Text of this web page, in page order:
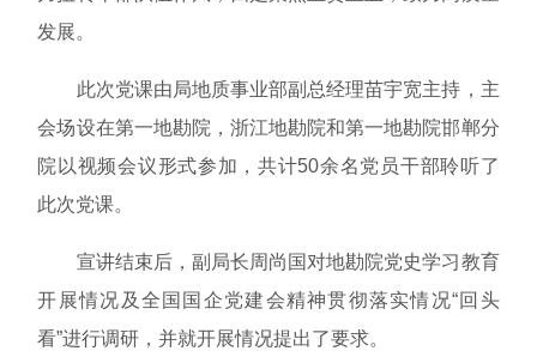
发展。
此次党课由局地质事业部副总经理苗宇宽主持，主
会场设在第一地勘院，浙江地勘院和第一地勘院邯郸分
院以视频会议形式参加，共计50余名党员干部聆听了
此次党课。
宣讲结束后，副局长周尚国对地勘院党史学习教育
开展情况及全国国企党建会精神贯彻落实情况“回头
看”进行调研，并就开展情况提出了要求。